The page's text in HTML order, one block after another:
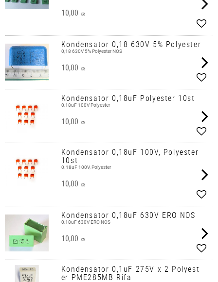
10,00 KR
Kondensator 0,18 630V 5% Polyester
0,18 630V 5% Polyester NOS
10,00 KR
Kondensator 0,18uF Polyester 10st
0,18uF 100V Polyester
10,00 KR
Kondensator 0,18uF 100V, Polyester
10st
0.18uF 100V, Polyester
10,00 KR
Kondensator 0,18uF 630V ERO NOS
0,18uF 630V ERO NOS
10,00 KR
Kondensator 0,1uF 275V x 2 Polyest
er PME285MB Rifa